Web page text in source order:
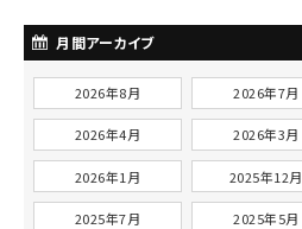
月間アーカイブ
2026年8月 2026年7月
2026年4月 2026年3月
2026年1月 2025年12月
2025年7月 2025年5月